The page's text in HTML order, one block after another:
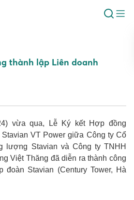
thành lập Liên doanh
vừa qua, Lễ Ký kết Hợp đồng
VT Power giữa Công ty Cổ
lượng Stavian và Công ty TNHH
Việt Thăng đã diễn ra thành công
đoàn Stavian (Century Tower, Hà